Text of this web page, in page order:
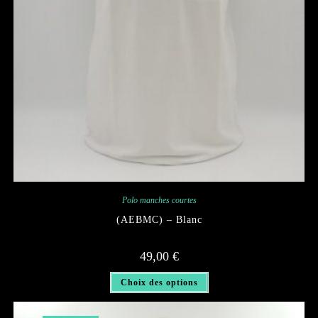
Polo manches courtes
(AEBMC) – Blanc
49,00 €
Choix des options
Ce
a
plusieurs